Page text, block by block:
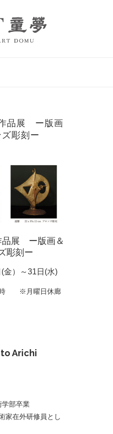
品展 ー版画
彫刻ー
展 ー版画＆
彫刻ー
金）～31日(水)
時 ※月曜日休廊
Arichi
部卒業
在外研修員とし